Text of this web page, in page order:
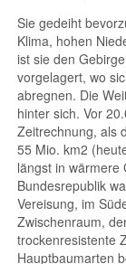
Sie gedeiht
Klima, hohen
ist sie den
vorgelagert, wo
abregnen. Die
hinter sich. Vor
Zeitrechnung, als
55 Mio. km2
längst in wärmere
Bundesrepublik
Vereisung, im
Zwischenraum,
trockenresistente
Hauptbaumarten